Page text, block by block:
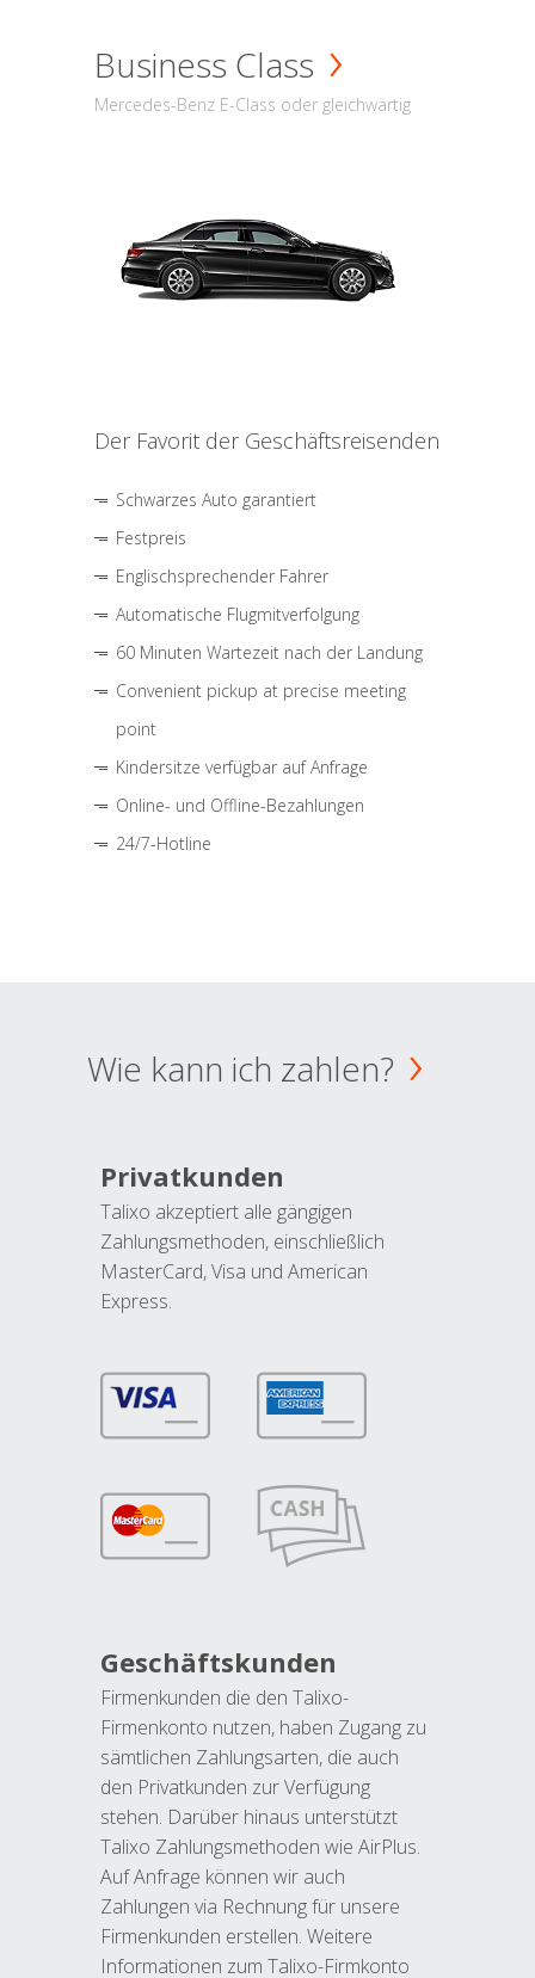
Business Class
Mercedes-Benz E-Class oder gleichwärtig
Der Favorit der Geschäftsreisenden
Schwarzes Auto garantiert
Festpreis
Englischsprechender Fahrer
Automatische Flugmitverfolgung
60 Minuten Wartezeit nach der Landung
Convenient pickup at precise meeting
point
Kindersitze verfügbar auf Anfrage
Online- und Offline-Bezahlungen
24/7-Hotline
Wie kann ich zahlen?
Privatkunden
Talixo akzeptiert alle gängigen
Zahlungsmethoden, einschließlich
MasterCard, Visa und American
Express.
Geschäftskunden
Firmenkunden die den Talixo-
Firmenkonto nutzen, haben Zugang zu
sämtlichen Zahlungsarten, die auch
den Privatkunden zur Verfügung
stehen. Darüber hinaus unterstützt
Talixo Zahlungsmethoden wie AirPlus.
Auf Anfrage können wir auch
Zahlungen via Rechnung für unsere
Firmenkunden erstellen. Weitere
Informationen zum Talixo-Firmkonto